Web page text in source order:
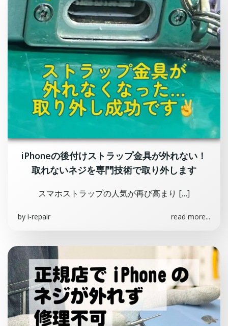
iPhoneの後付けストラップ金具が外れない！
取れないネジを専門技術で取り外します
スマホストラップの人気が再び高まり […]
by i-repair read more...